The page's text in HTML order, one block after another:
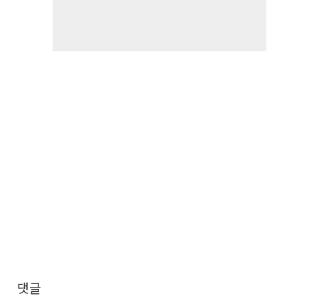
댓글